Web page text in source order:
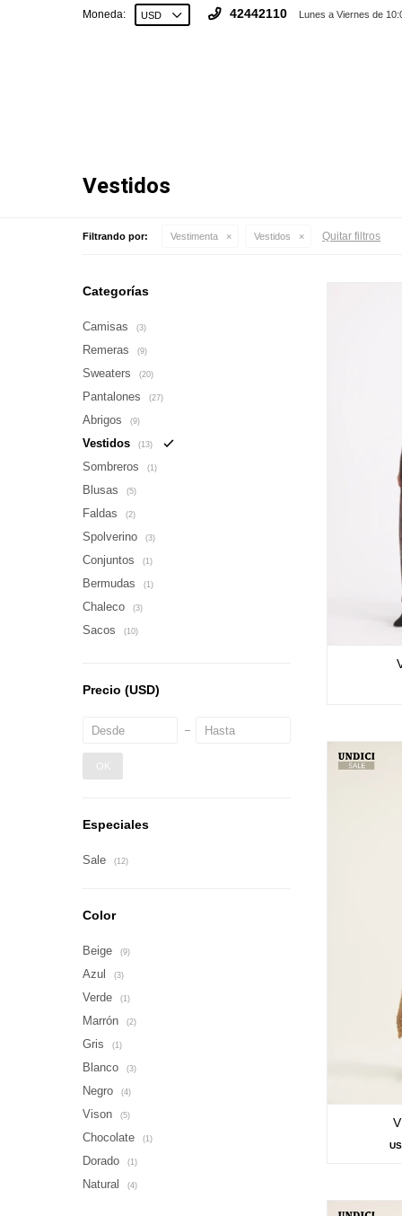
42442110 Lunes a Viernes de
Moneda:
Vestidos
Filtrando por: Vestimenta Vestidos Quitar filtros
Categorías
Camisas (3)
Remeras (9)
Sweaters (20)
Pantalones (27)
Abrigos (9)
Vestidos (13)
Sombreros (1)
Blusas (5)
Faldas (2)
Spolverino (3)
Conjuntos (1)
Bermudas (1)
Chaleco (3)
Sacos (10)
Precio (USD)
OK
Especiales
Sale (12)
Color
Beige (9)
Azul (3)
Verde (1)
Marrón (2)
Gris (1)
Blanco (3)
Negro (4)
Vison (5)
Chocolate (1)
Dorado (1)
Natural (4)